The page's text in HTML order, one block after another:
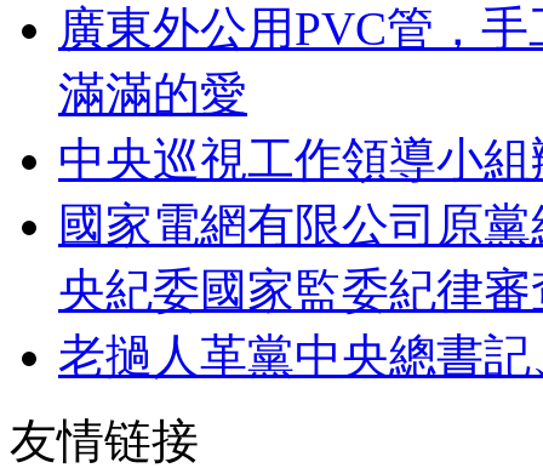
廣東外公用PVC管，
滿滿的愛
中央巡視工作領導小
國家電網有限公司原
央紀委國家監委紀律
老撾人革黨中央總書
友情链接